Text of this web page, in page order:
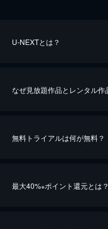
U-NEXTとは？
なぜ見放題作品とレンタル作
無料トライアルは何が無料？
最大40%※ポイント還元とは？